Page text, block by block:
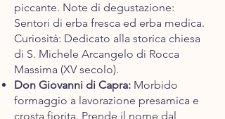
piccante. Note di degustazione:
Sentori di erba fresca ed erba medica.
Curiosità: Dedicato alla storica chiesa
di S. Michele Arcangelo di Rocca
Massima (XV secolo).
Don Giovanni di Capra: Morbido
formaggio a lavorazione presamica e
crosta fiorita. Prende il nome dal